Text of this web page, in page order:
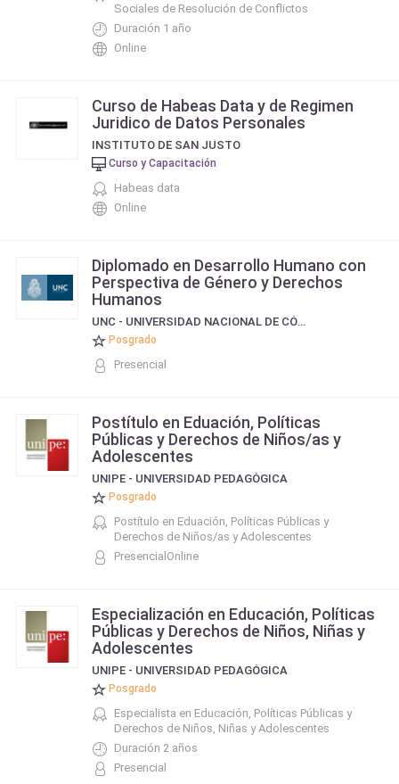
Sociales de Resolución de Conflictos
Duración 1 año
Online
Curso de Habeas Data y de Regimen
Juridico de Datos Personales
INSTITUTO DE SAN JUSTO
Curso y Capacitación
Habeas data
Online
Diplomado en Desarrollo Humano con
Perspectiva de Género y Derechos
Humanos
UNC - UNIVERSIDAD NACIONAL DE CÓRDOBA
Posgrado
Presencial
Postítulo en Eduación, Políticas
Públicas y Derechos de Niños/as y
Adolescentes
UNIPE - UNIVERSIDAD PEDAGÓGICA
Posgrado
Postítulo en Eduación, Políticas Públicas y
Derechos de Niños/as y Adolescentes
PresencialOnline
Especialización en Educación, Políticas
Públicas y Derechos de Niños, Niñas y
Adolescentes
UNIPE - UNIVERSIDAD PEDAGÓGICA
Posgrado
Especialista en Educación, Políticas Públicas y
Derechos de Niños, Niñas y Adolescentes
Duración 2 años
Presencial